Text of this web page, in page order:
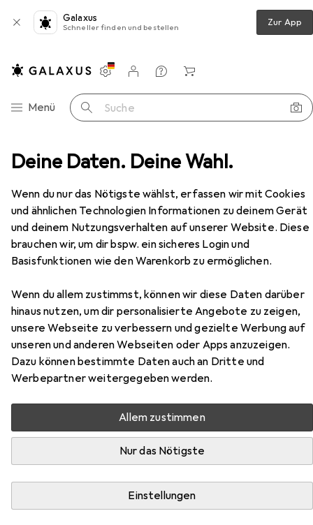
Deine Daten. Deine Wahl.
Wenn du nur das Nötigste wählst, erfassen wir mit Cookies
und ähnlichen Technologien Informationen zu deinem Gerät
und deinem Nutzungsverhalten auf unserer Website. Diese
brauchen wir, um dir bspw. ein sicheres Login und
Basisfunktionen wie den Warenkorb zu ermöglichen.
Wenn du allem zustimmst, können wir diese Daten darüber
hinaus nutzen, um dir personalisierte Angebote zu zeigen,
unsere Webseite zu verbessern und gezielte Werbung auf
unseren und anderen Webseiten oder Apps anzuzeigen.
Dazu können bestimmte Daten auch an Dritte und
Werbepartner weitergegeben werden.
Allem zustimmen
Nur das Nötigste
Einstellungen
Galaxus
Schneller finden und bestellen Zur App
Navigation nach Kategorien
Menü Suche
Einstellungen
Kundenkonto
Vergleichslisten
Merklisten
Warenkorb
+ Veloantrieb Velopedale Ergotec Superlight
EUR
75,16
ErgotecSuperlight
Zubehör für Ergotec Superlight
Hier findest du passendes Zubehör zum Produkt Ergotec
Superlight aus der Kategorie Schuhplatten.
Relevanz
ShimanoSm-Sh56